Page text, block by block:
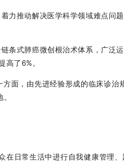
着力推动解决医学科学领域难点问
式肺癌微创根治术体系，广泛
了6%。
面，由先进经验形成的临床诊
日常生活中进行自我健康管理